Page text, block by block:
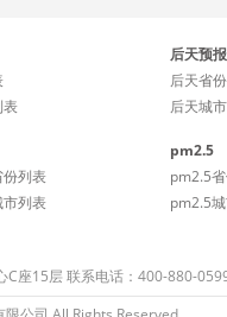
表
后天预报
后天省
后天城
份列表
市列表
pm2.5
pm2.5
pm2.5
C座15层 联系电话：400-880-